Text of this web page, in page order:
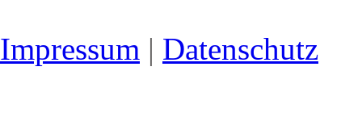
Impressum | Datenschutz